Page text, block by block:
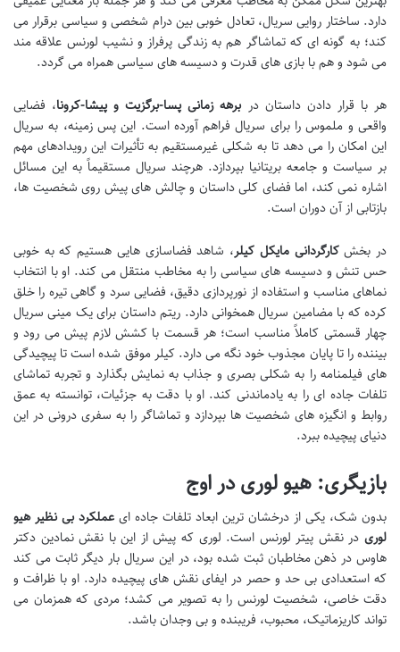
دارد. ساختار روایی سریال، تعادل خوبی بین درام شخصی و سیاسی برقرار می
کند؛ به گونه ای که تماشاگر هم به زندگی پرفراز و نشیب لورنس علاقه مند
می شود و هم با بازی های قدرت و دسیسه های سیاسی همراه می گردد.
هر با قرار دادن داستان در برهه زمانی پسا-برگزیت و پیشا-کرونا، فضایی
واقعی و ملموس را برای سریال فراهم آورده است. این پس زمینه، به سریال
این امکان را می دهد تا به شکلی غیرمستقیم به تأثیرات این رویدادهای مهم
بر سیاست و جامعه بریتانیا بپردازد. هرچند سریال مستقیماً به این مسائل
اشاره نمی کند، اما فضای کلی داستان و چالش های پیش روی شخصیت ها،
بازتابی از آن دوران است.
در بخشکارگردانی مایکل کیلر، شاهد فضاسازی هایی هستیم که به خوبی
حس تنش و دسیسه های سیاسی را به مخاطب منتقل می کند. او با انتخاب
نماهای مناسب و استفاده از نورپردازی دقیق، فضایی سرد و گاهی تیره را خلق
کرده که با مضامین سریال همخوانی دارد. ریتم داستان برای یک مینی سریال
چهار قسمتی کاملاً مناسب است؛ هر قسمت با کشش لازم پیش می رود و
بیننده را تا پایان مجذوب خود نگه می دارد. کیلر موفق شده است تا پیچیدگی
های فیلمنامه را به شکلی بصری و جذاب به نمایش بگذارد و تجربه تماشای
تلفات جاده ای را به یادماندنی کند. او با دقت به جزئیات، توانسته به عمق
روابط و انگیزه های شخصیت ها بپردازد و تماشاگر را به سفری درونی در این
دنیای پیچیده ببرد.
بازیگری: هیو لوری در اوج
بدون شک، یکی از درخشان ترین ابعاد تلفات جاده ای عملکرد بی نظیر هیو
لوری در نقش پیتر لورنس است. لوری که پیش از این با نقش نمادین دکتر
هاوس در ذهن مخاطبان ثبت شده بود، در این سریال بار دیگر ثابت می کند
که استعدادی بی حد و حصر در ایفای نقش های پیچیده دارد. او با ظرافت و
دقت خاصی، شخصیت لورنس را به تصویر می کشد؛ مردی که همزمان می
تواند کاریزماتیک، محبوب، فریبنده و بی وجدان باشد.